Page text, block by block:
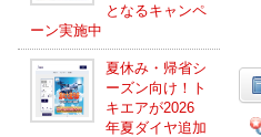
となるキャンペ
ーン実施中
夏休み・帰省シ
ーズン向け！ト
キエアが2026
年夏ダイヤ追加